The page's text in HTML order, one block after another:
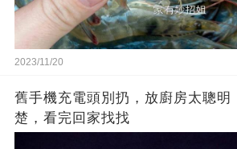
2023/11/20
舊手機充電頭別扔，放廚房太聰明
楚，看完回家找找